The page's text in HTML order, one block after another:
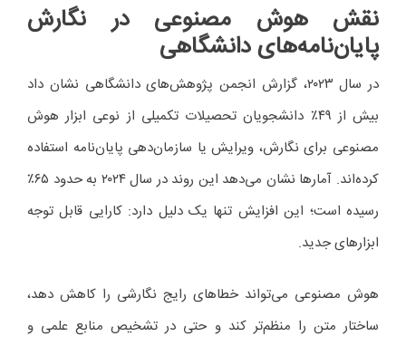
نقش هوش مصنوعی در نگارش
پایان‌نامه‌های دانشگاهی
در سال ۲۰۲۳، گزارش انجمن پژوهش‌های دانشگاهی نشان داد
بیش از ۴۹٪ دانشجویان تحصیلات تکمیلی از نوعی ابزار هوش
مصنوعی برای نگارش، ویرایش یا سازمان‌دهی پایان‌نامه استفاده
کرده‌اند. آمارها نشان می‌دهد این روند در سال ۲۰۲۴ به حدود ۶۵٪
رسیده است؛ این افزایش تنها یک دلیل دارد: کارایی قابل توجه
ابزارهای جدید.
هوش مصنوعی می‌تواند خطاهای رایج نگارشی را کاهش دهد،
ساختار متن را منظم‌تر کند و حتی در تشخیص منابع علمی و